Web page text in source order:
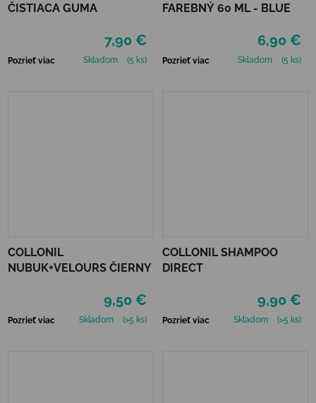
ČISTIACA GUMA
7,90 €
Pozrieť viac Skladom (5 ks)
FAREBNÝ 60 ML - BLUE
6,90 €
Pozrieť viac Skladom (5 ks)
COLLONIL
NUBUK+VELOURS ČIERNY
9,50 €
Pozrieť viac Skladom (>5 ks)
COLLONIL SHAMPOO
DIRECT
9,90 €
Pozrieť viac Skladom (>5 ks)